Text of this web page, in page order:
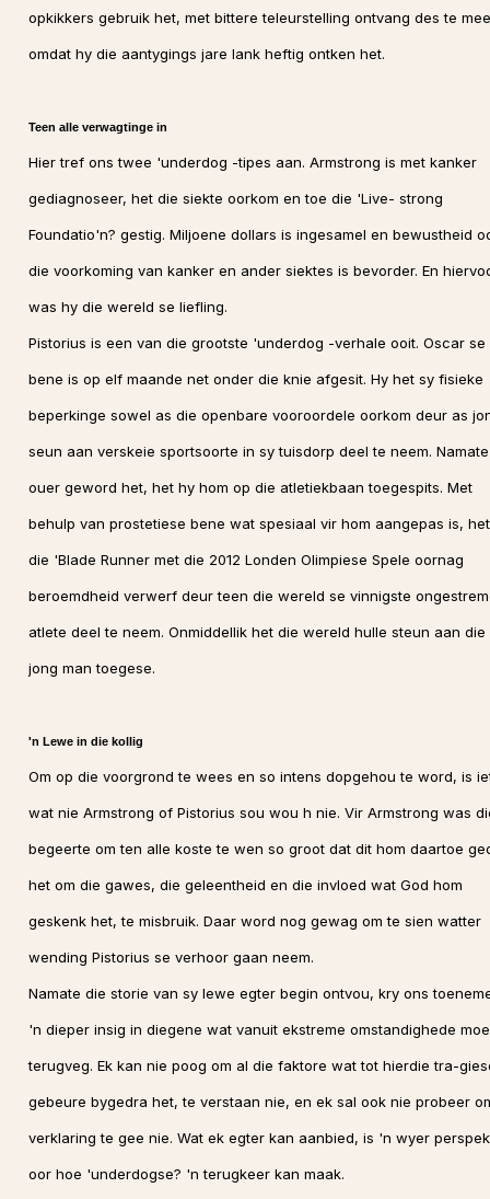
opkikkers gebruik het, met bittere teleurstelling ontvang des te
omdat hy die aantygings jare lank heftig ontken het.
Teen alle verwagtinge in
Hier tref ons twee 'underdog -tipes aan. Armstrong is met kanker
gediagnoseer, het die siekte oorkom en toe die 'Live- strong
Foundatio'n? gestig. Miljoene dollars is ingesamel en bewustheid
die voorkoming van kanker en ander siektes is bevorder. En
was hy die wereld se liefling.
Pistorius is een van die grootste 'underdog -verhale ooit. Oscar se
bene is op elf maande net onder die knie afgesit. Hy het sy fisieke
beperkinge sowel as die openbare vooroordele oorkom deur as
seun aan verskeie sportsoorte in sy tuisdorp deel te neem.
ouer geword het, het hy hom op die atletiekbaan toegespits. Met
behulp van prostetiese bene wat spesiaal vir hom aangepas is, het
die 'Blade Runner met die 2012 Londen Olimpiese Spele oornag
beroemdheid verwerf deur teen die wereld se vinnigste
atlete deel te neem. Onmiddellik het die wereld hulle steun aan die
jong man toegese.
'n Lewe in die kollig
Om op die voorgrond te wees en so intens dopgehou te word, is
wat nie Armstrong of Pistorius sou wou h nie. Vir Armstrong was
begeerte om ten alle koste te wen so groot dat dit hom daartoe
het om die gawes, die geleentheid en die invloed wat God hom
geskenk het, te misbruik. Daar word nog gewag om te sien watter
wending Pistorius se verhoor gaan neem.
Namate die storie van sy lewe egter begin ontvou, kry ons
'n dieper insig in diegene wat vanuit ekstreme omstandighede
terugveg. Ek kan nie poog om al die faktore wat tot hierdie tra-
gebeure bygedra het, te verstaan nie, en ek sal ook nie probeer
verklaring te gee nie. Wat ek egter kan aanbied, is 'n wyer
oor hoe 'underdogse? 'n terugkeer kan maak.